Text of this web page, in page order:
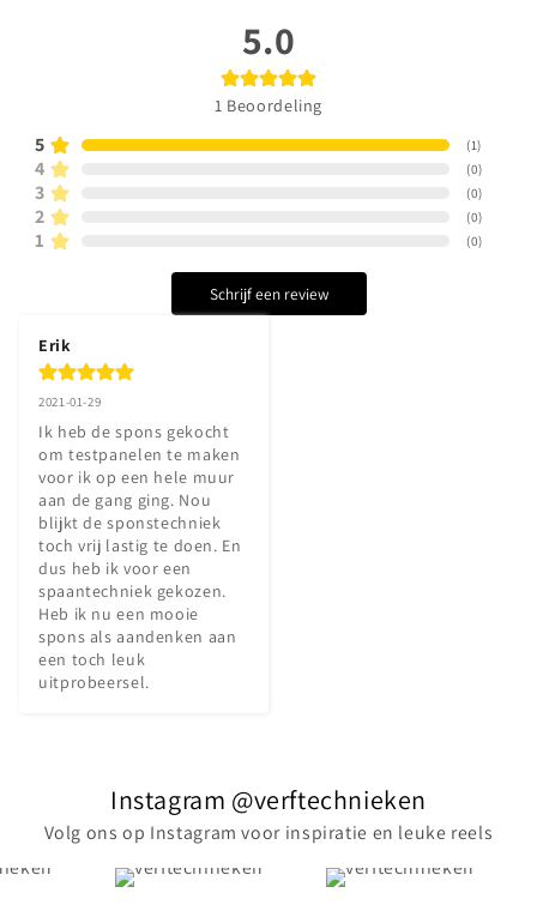
5.0
1 Beoordeling
5 (1)
4 (0)
3 (0)
2 (0)
1 (0)
Schrijf een review
Erik
2021-01-29
Ik heb de spons gekocht
om testpanelen te maken
voor ik op een hele muur
aan de gang ging. Nou
blijkt de sponstechniek
toch vrij lastig te doen. En
dus heb ik voor een
spaantechniek gekozen.
Heb ik nu een mooie
spons als aandenken aan
een toch leuk
uitprobeersel.
Instagram @verftechnieken
Volg ons op Instagram voor inspiratie en leuke reels